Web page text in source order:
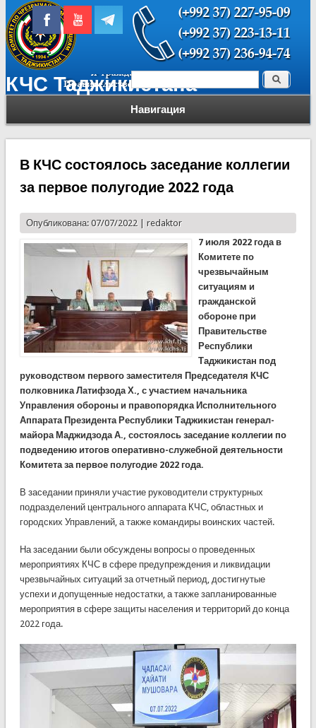
КЧС Таджикистана
Навигация
Форма поиска Поиск
В КЧС состоялось заседание коллегии
за первое полугодие 2022 года
Опубликована: 07/07/2022 | redaktor
7 июля 2022 года в
Комитете по
чрезвычайным
ситуациям и
гражданской
обороне при
Правительстве
Республики
Таджикистан под
руководством первого заместителя Председателя КЧС
полковника Латифзода Х., с участием начальника
Управления обороны и правопорядка Исполнительного
Аппарата Президента Республики Таджикистан генерал-
майора Маджидзода А., состоялось заседание коллегии по
подведению итогов оперативно-служебной деятельности
Комитета за первое полугодие 2022 года.
В заседании приняли участие руководители структурных
подразделений центрального аппарата КЧС, областных и
городских Управлений, а также командиры воинских частей.
На заседании были обсуждены вопросы о проведенных
мероприятиях КЧС в сфере предупреждения и ликвидации
чрезвычайных ситуаций за отчетный период, достигнутые
успехи и допущенные недостатки, а также запланированные
мероприятия в сфере защиты населения и территорий до конца
2022 года.